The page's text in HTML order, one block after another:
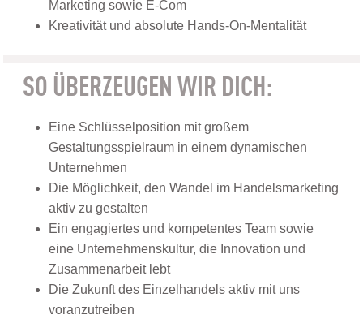
Marketing sowie E-Com
Kreativität und absolute Hands-On-Mentalität
SO ÜBERZEUGEN WIR DICH:
Eine Schlüsselposition mit großem
Gestaltungsspielraum in einem dynamischen
Unternehmen
Die Möglichkeit, den Wandel im Handelsmarketing
aktiv zu gestalten
Ein engagiertes und kompetentes Team sowie
eine Unternehmenskultur, die Innovation und
Zusammenarbeit lebt
Die Zukunft des Einzelhandels aktiv mit uns
voranzutreiben